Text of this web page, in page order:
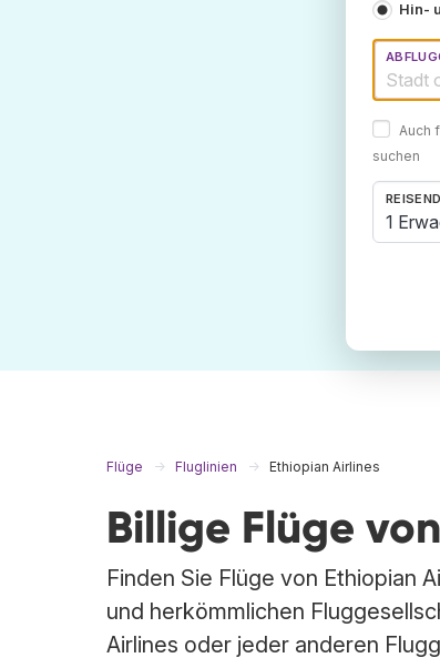
Hin-
Auch
suchen
1
Flüge Fluglinien Ethiopian Airlines
Billige Flüge
Finden Sie Flüge von Ethiopian
und herkömmlichen
Airlines oder jeder anderen